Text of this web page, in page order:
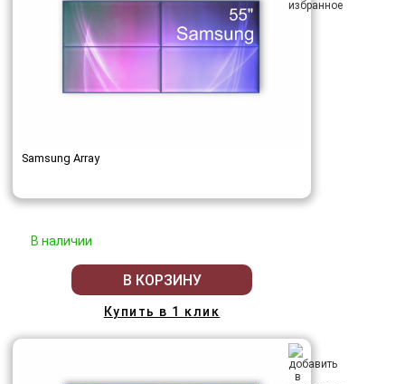
Samsung Array
В наличии
В КОРЗИНУ
Купить в 1 клик